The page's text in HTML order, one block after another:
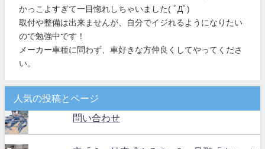
かっこよすぎて一目惚れしちゃいました( ﾟДﾟ)
取付や整備は出来ませんが、自分でイジれるようになりたい
ので勉強中です！
メーカー車種に問わず、車好きな方仲良くしてやってくださ
い。
人気の投稿とページ
問い合わせ